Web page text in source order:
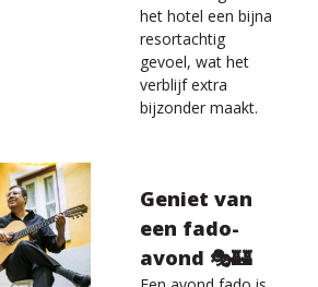
het hotel een bijna
resortachtig
gevoel, wat het
verblijf extra
bijzonder maakt.
Geniet van
een fado-
avond 🎭🏰